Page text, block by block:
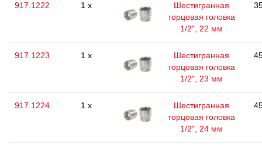
917.1222 1 x
Шестигранная
торцовая головка
1/2", 22 мм
917.1223 1 x
Шестигранная
торцовая головка
1/2", 23 мм
917.1224 1 x
Шестигранная
торцовая головка
1/2", 24 мм